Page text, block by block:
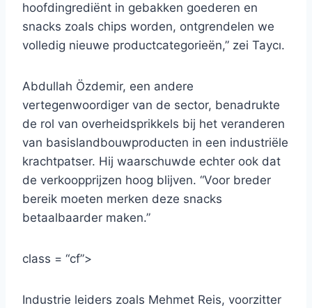
hoofdingrediënt in gebakken goederen en
snacks zoals chips worden, ontgrendelen we
volledig nieuwe productcategorieën,” zei Taycı.
Abdullah Özdemir, een andere
vertegenwoordiger van de sector, benadrukte
de rol van overheidsprikkels bij het veranderen
van basislandbouwproducten in een industriële
krachtpatser. Hij waarschuwde echter ook dat
de verkoopprijzen hoog blijven. “Voor breder
bereik moeten merken deze snacks
betaalbaarder maken.”
class = “cf”>
Industrie leiders zoals Mehmet Reis, voorzitter